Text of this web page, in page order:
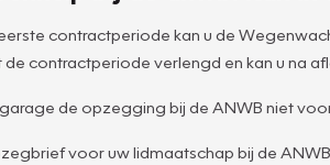
contractperiode kan u de
de contractperiode verlengd en kan u na
de opzegging bij de ANWB niet
voor uw lidmaatschap bij de ANWB.